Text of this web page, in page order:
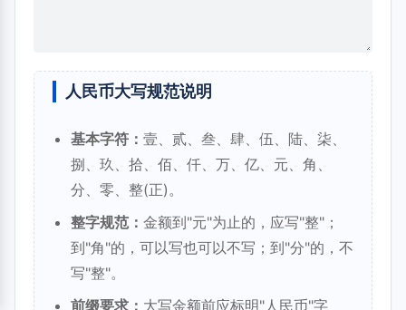
人民币大写规范说明
基本字符： 壹、贰、叁、肆、伍、陆、柒、
捌、玖、拾、佰、仟、万、亿、元、角、
分、零、整(正)。
整字规范： 金额到"元"为止的，应写"整"；
到"角"的，可以写也可以不写；到"分"的，不
写"整"。
前缀要求： 大写金额前应标明"人民币"字